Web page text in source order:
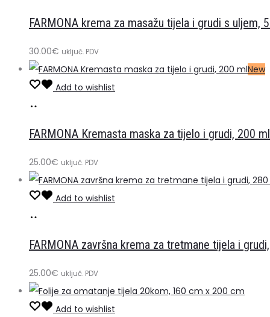
košaricu
FARMONA krema za masažu tijela i grudi s uljem,
30.00€ uključ. PDV
New
Add to wishlist
košaricu
FARMONA Kremasta maska ​​za tijelo i grudi, 200 ml
25.00€ uključ. PDV
Add to wishlist
košaricu
FARMONA završna krema za tretmane tijela i
25.00€ uključ. PDV
Add to wishlist